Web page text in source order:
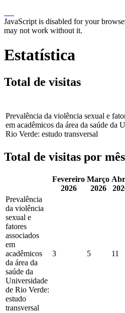
JavaScript is disabled for your
may not work without it.
Estatística
Total de visitas
Prevalência da violência sexual e
em acadêmicos da área da saúde da
Rio Verde: estudo transversal
Total de visitas por mês
Fevereiro
2026
Março
2026
Prevalência
da violência
sexual e
fatores
associados
em
acadêmicos
da área da
saúde da
Universidade
de Rio Verde:
estudo
transversal
3 5 11